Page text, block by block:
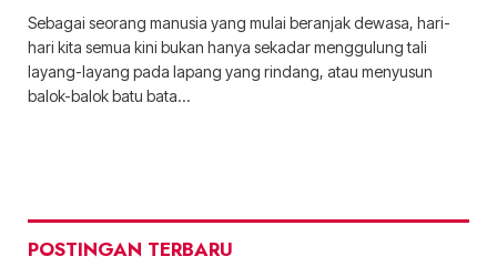
Sebagai seorang manusia yang mulai beranjak dewasa, hari-
hari kita semua kini bukan hanya sekadar menggulung tali
layang-layang pada lapang yang rindang, atau menyusun
balok-balok batu bata…
POSTINGAN TERBARU